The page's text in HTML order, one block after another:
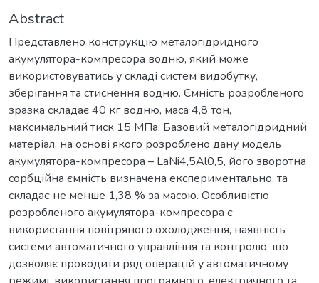
Abstract
Представлено конструкцію металогідридного
акумулятора-компресора водню, який може
використовуватись у складі систем видобутку,
зберігання та стиснення водню. Ємність розробленого
зразка складає 40 кг водню, маса 4,8 тон,
максимальний тиск 15 МПа. Базовий металогідридний
матеріал, на основі якого розроблено дану модель
акумулятора-компресора – LaNi4,5Al0,5, його зворотна
сорбційна ємність визначена експериментально, та
складає не менше 1,38 % за масою. Особливістю
розробленого акумулятора-компресора є
використання повітряного охолодження, наявність
системи автоматичного управління та контролю, що
дозволяє проводити ряд операцій у автоматичному